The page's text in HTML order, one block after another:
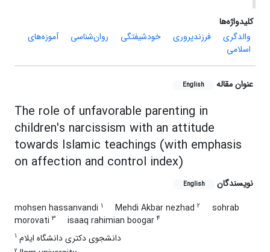
کلیدواژه‌ها
والدگری
فرزندپروری خودشیفتگی روان‌شناسی
آموزه‌های
اسلامی
عنوان مقاله English
The role of unfavorable parenting in
children's narcissism with an attitude
towards Islamic teachings (with emphasis
on affection and control index)
نویسندگان English
mohsen hassanvandi 1 Mehdi Akbar nezhad 2
sohrab
morovati 3 isaaq rahimian boogar 4
1 دانشجوی دکتری دانشگاه ایلام